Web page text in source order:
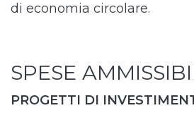
di economia circolare.
SPESE
PROGETTI DI